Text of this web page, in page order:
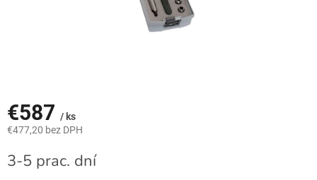
€587 / ks
€477,20 bez DPH
cena:
3-5 prac. dní